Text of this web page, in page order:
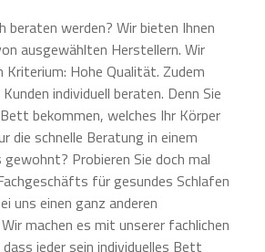
beraten werden? Wir bieten Ihnen
ausgewählten Herstellern. Wir
Kriterium: Hohe Qualität. Zudem
individuell beraten. Denn Sie
bekommen, welches Ihr Körper
die schnelle Beratung in einem
Probieren Sie doch mal
für gesundes Schlafen
uns einen ganz anderen
machen es mit unserer fachlichen
jeder sein individuelles Bett